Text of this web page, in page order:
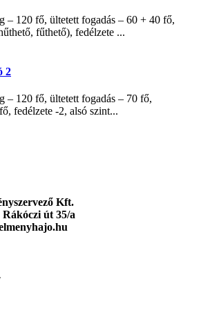
– 120 fő, ültetett fogadás – 60 + 40 fő,
fűthető), fedélzete ...
2
– 120 fő, ültetett fogadás – 70 fő,
fedélzete -2, alsó szint...
Kft.
út 35/a